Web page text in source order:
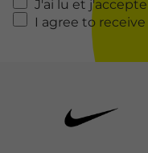
J'ai lu et
I agree to